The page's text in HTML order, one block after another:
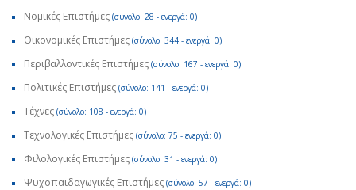
Νομικές Επιστήμες (σύνολο: 28 - ενεργά: 0)
Οικονομικές Επιστήμες (σύνολο: 344 - ενεργά: 0)
Περιβαλλοντικές Επιστήμες (σύνολο: 167 - ενεργά: 0)
Πολιτικές Επιστήμες (σύνολο: 141 - ενεργά: 0)
Τέχνες (σύνολο: 108 - ενεργά: 0)
Τεχνολογικές Επιστήμες (σύνολο: 75 - ενεργά: 0)
Φιλολογικές Επιστήμες (σύνολο: 31 - ενεργά: 0)
Ψυχοπαιδαγωγικές Επιστήμες (σύνολο: 57 - ενεργά: 0)